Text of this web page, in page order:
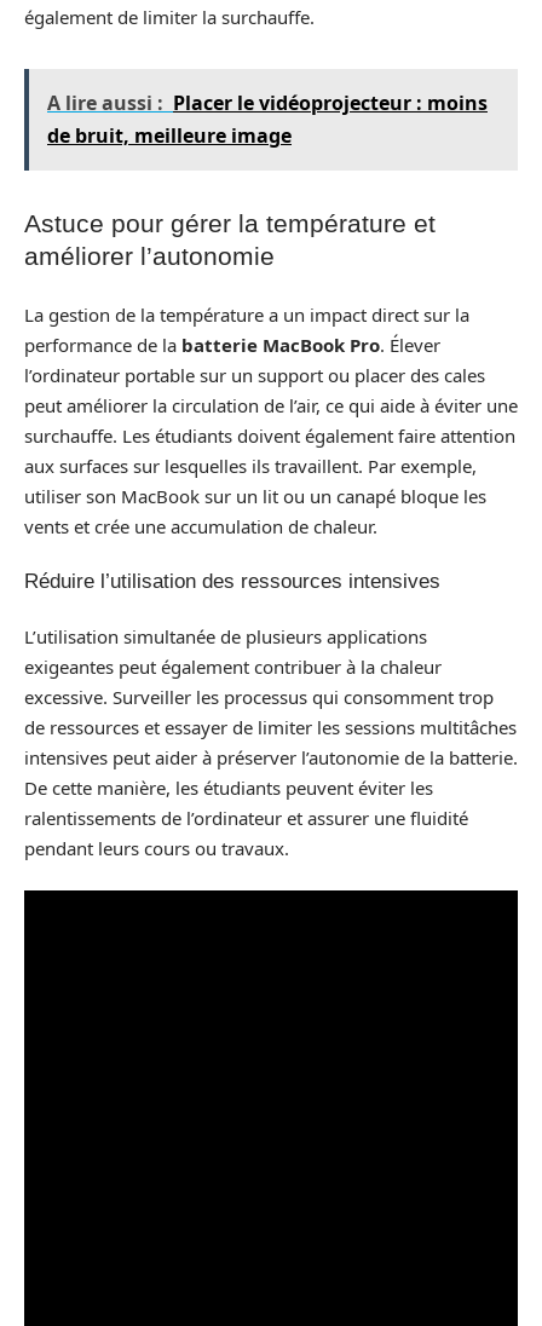
également de limiter la surchauffe.
A lire aussi : Placer le vidéoprojecteur : moins
de bruit, meilleure image
Astuce pour gérer la température et
améliorer l’autonomie
La gestion de la température a un impact direct sur la
performance de la batterie MacBook Pro. Élever
l’ordinateur portable sur un support ou placer des cales
peut améliorer la circulation de l’air, ce qui aide à éviter une
surchauffe. Les étudiants doivent également faire attention
aux surfaces sur lesquelles ils travaillent. Par exemple,
utiliser son MacBook sur un lit ou un canapé bloque les
vents et crée une accumulation de chaleur.
Réduire l’utilisation des ressources intensives
L’utilisation simultanée de plusieurs applications
exigeantes peut également contribuer à la chaleur
excessive. Surveiller les processus qui consomment trop
de ressources et essayer de limiter les sessions multitâches
intensives peut aider à préserver l’autonomie de la batterie.
De cette manière, les étudiants peuvent éviter les
ralentissements de l’ordinateur et assurer une fluidité
pendant leurs cours ou travaux.